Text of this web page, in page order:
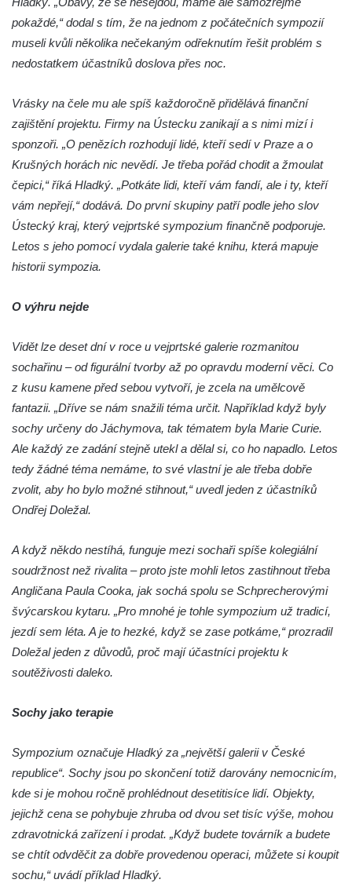
Českých Budějovicích
Socha svatého Václava u pramene v
Semilech
na radnici v Českých Budějovicích
Pamětní deska na biskupské rezidenci v
Českých Budějovicích
Socha žáby u rybníčku na Náměstí v
Kamenném Újezdě
Újezd a Krauchthal v parku na Náměstí v
Socha na náměstí J. V. Kamarýta ve
Velešíně
Pomník J. V. Kamarýta v Krumlovské ulici ve
Pamětní deska arcibiskupa Micara ve
vstupu do poutního místa Římov
Plastika Koule v Gutenbergově ulici v
Liberci
domě čp. 37 v ulici Betlém v Římově
Pomník na paměť zrušení roboty v Plavu
Socha vodníka v Plavu
Socha svatého Jana Nepomuckého v
Třebušíně
Pamětní deska Johanna Nepomuka
května v Rumburku
severně od Tokáně
Obrázek svatého Huberta na buku svatého
Huberta
Busta Jana Amose Komenského na domě
pokaždé,“ dodal s tím, že na jednom z počátečních sympozií
museli kvůli několika nečekaným odřeknutím řešit problém s
nedostatkem účastníků doslova přes noc.
Vrásky na čele mu ale spíš každoročně přidělává finanční
zajištění projektu. Firmy na Ústecku zanikají a s nimi mizí i
sponzoři. „O penězích rozhodují lidé, kteří sedí v Praze a o
Krušných horách nic nevědí. Je třeba pořád chodit a žmoulat
čepici,“ říká Hladký. „Potkáte lidi, kteří vám fandí, ale i ty, kteří
vám nepřejí,“ dodává. Do první skupiny patří podle jeho slov
Ústecký kraj, který vejprtské sympozium finančně podporuje.
Letos s jeho pomocí vydala galerie také knihu, která mapuje
historii sympozia.
O výhru nejde
Vidět lze deset dní v roce u vejprtské galerie rozmanitou
sochařinu – od figurální tvorby až po opravdu moderní věci. Co
z kusu kamene před sebou vytvoří, je zcela na umělcově
fantazii. „Dříve se nám snažili téma určit. Například když byly
sochy určeny do Jáchymova, tak tématem byla Marie Curie.
Ale každý ze zadání stejně utekl a dělal si, co ho napadlo. Letos
tedy žádné téma nemáme, to své vlastní je ale třeba dobře
zvolit, aby ho bylo možné stihnout,“ uvedl jeden z účastníků
Ondřej Doležal.
A když někdo nestíhá, funguje mezi sochaři spíše kolegiální
soudržnost než rivalita – proto jste mohli letos zastihnout třeba
Angličana Paula Cooka, jak sochá spolu se Schprecherovými
švýcarskou kytaru. „Pro mnohé je tohle sympozium už tradicí,
jezdí sem léta. A je to hezké, když se zase potkáme,“ prozradil
Doležal jeden z důvodů, proč mají účastníci projektu k
soutěživosti daleko.
Sochy jako terapie
Sympozium označuje Hladký za „největší galerii v České
republice“. Sochy jsou po skončení totiž darovány nemocnicím,
kde si je mohou ročně prohlédnout desetitisíce lidí. Objekty,
jejichž cena se pohybuje zhruba od dvou set tisíc výše, mohou
zdravotnická zařízení i prodat. „Když budete továrník a budete
se chtít odvděčit za dobře provedenou operaci, můžete si koupit
sochu,“ uvádí příklad Hladký.